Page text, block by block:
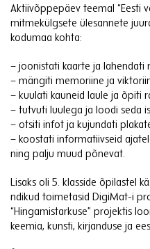
Aktiivõppepäev teemal “Eesti
mitmekülgsete ülesannete
kodumaa kohta:
– joonistati kaarte ja lahendati
– mängiti memoriine ja
– kuulati kauneid laule ja õpiti
– tutvuti luulega ja loodi seda
– otsiti infot ja kujundati
– koostati informatiivseid
ning palju muud põnevat.
Lisaks oli 5. klasside õpilastel
ndikud toimetasid DigiMat-i
“Hingamistarkuse” projektis
keemia, kunsti, kirjanduse ja